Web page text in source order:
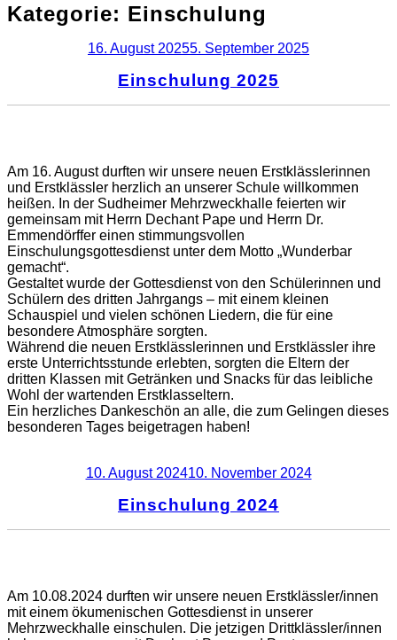
Kategorie: Einschulung
Veröffentlicht
16. August 20255. September 2025
Einschulung 2025
Am 16. August durften wir unsere neuen Erstklässlerinnen
und Erstklässler herzlich an unserer Schule willkommen
heißen. In der Sudheimer Mehrzweckhalle feierten wir
gemeinsam mit Herrn Dechant Pape und Herrn Dr.
Emmendörffer einen stimmungsvollen
Einschulungsgottesdienst unter dem Motto „Wunderbar
gemacht“.
Gestaltet wurde der Gottesdienst von den Schülerinnen und
Schülern des dritten Jahrgangs – mit einem kleinen
Schauspiel und vielen schönen Liedern, die für eine
besondere Atmosphäre sorgten.
Während die neuen Erstklässlerinnen und Erstklässler ihre
erste Unterrichtsstunde erlebten, sorgten die Eltern der
dritten Klassen mit Getränken und Snacks für das leibliche
Wohl der wartenden Erstklasseltern.
Ein herzliches Dankeschön an alle, die zum Gelingen dieses
besonderen Tages beigetragen haben!
Veröffentlicht
10. August 202410. November 2024
Einschulung 2024
Am 10.08.2024 durften wir unsere neuen Erstklässler/innen
mit einem ökumenischen Gottesdienst in unserer
Mehrzweckhalle einschulen. Die jetzigen Drittklässler/innen